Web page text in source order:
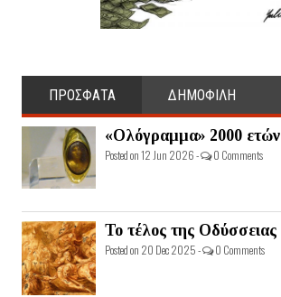
ΠΡΟΣΦΑΤΑ ΔΗΜΟΦΙΛΗ
«Ολόγραμμα» 2000 ετών
Posted on 12 Jun 2026 - 0 Comments
Το τέλος της Οδύσσειας
Posted on 20 Dec 2025 - 0 Comments